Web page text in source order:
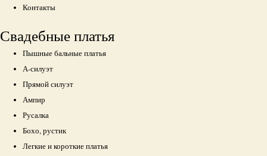
Контакты
Свадебные платья
Пышные бальные платья
А-силуэт
Прямой силуэт
Ампир
Русалка
Бохо, рустик
Легкие и короткие платья